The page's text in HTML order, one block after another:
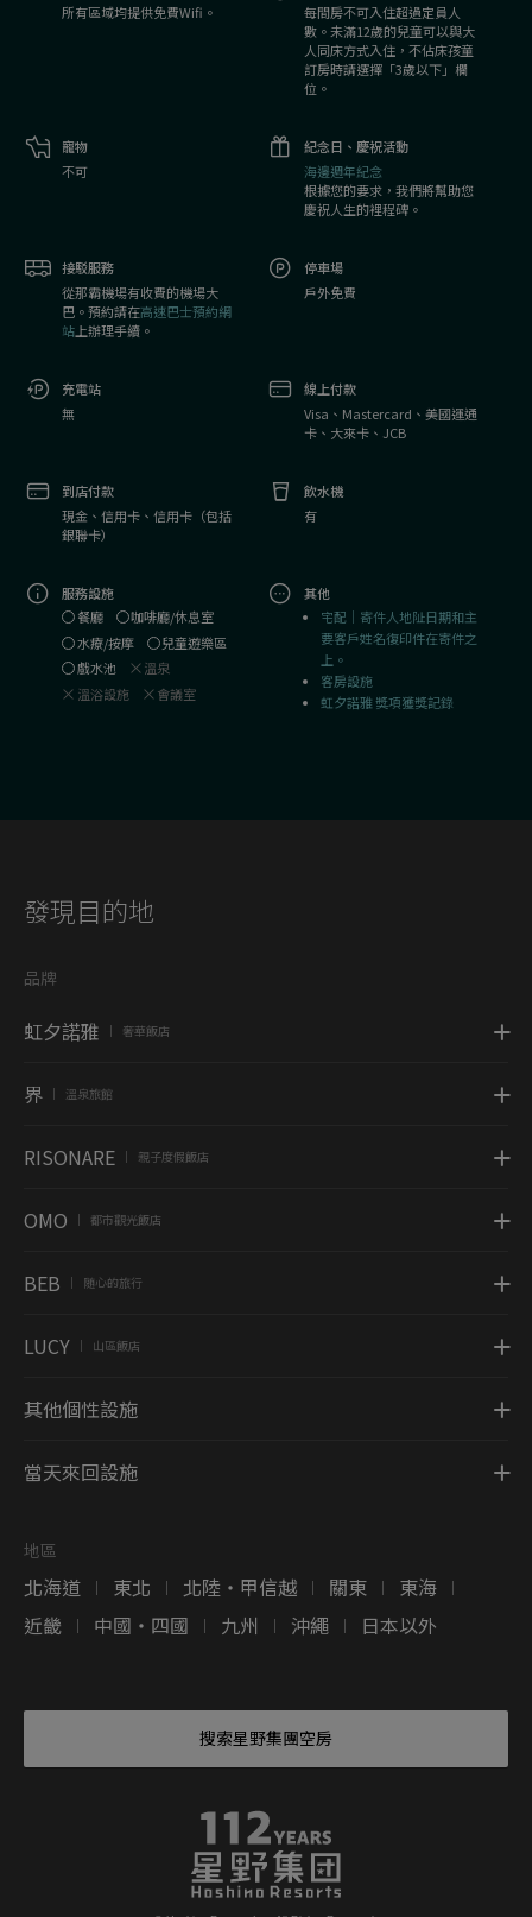
所有區域均提供免費Wifi。
每間房不可入住超過定員人
數。未滿12歲的兒童可以與大
人同床方式入住，不佔床孩童
訂房時請選擇「3歲以下」欄
位。
寵物
不可
紀念日、慶祝活動
海邊週年紀念
根據您的要求，我們將幫助您
慶祝人生的裡程碑。
接駁服務
從那霸機場有收費的機場大
巴。預約請在高速巴士預約網
站 上辦理手續。
停車場
戶外免費
充電站
無
線上付款
Visa、Mastercard、美國運通
卡、大來卡、JCB
到店付款
現金、信用卡、信用卡（包括
銀聯卡）
飲水機
有
服務設施
餐廳
咖啡廳/休息室
水療/按摩
兒童遊樂區
戲水池
溫泉
溫浴設施
會議室
其他
宅配｜寄件人地阯日期和主
要客戶姓名復印件在寄件之
上。
客房設施
虹夕諾雅 獎項獲獎記錄
發現目的地
品牌
虹夕諾雅 奢華飯店
界 溫泉旅館
RISONARE 親子度假飯店
OMO 都市觀光飯店
BEB 随心的旅行
LUCY 山區飯店
其他個性設施
當天來回設施
地區
北海道 | 東北 | 北陸・甲信越 | 關東 | 東海 |
近畿 | 中國・四國 | 九州 | 沖繩 | 日本以外
搜索星野集團空房